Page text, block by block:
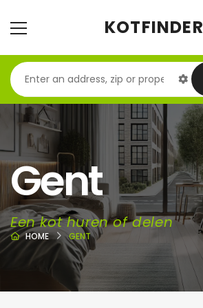
KOTFINDER
Gent
Een kot huren of delen
HOME GENT